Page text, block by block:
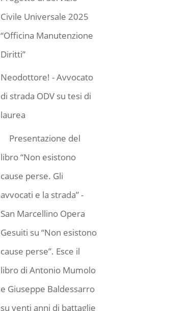
Civile Universale 2025
“Officina Manutenzione
Diritti”
Neodottore! - Avvocato
di strada ODV sutesi di
laurea
Presentazione del
libro “Non esistono
cause perse. Gli
avvocati e la strada” -
San Marcellino Opera
Gesuiti su“Non esistono
cause perse”. Esce il
libro di Antonio Mumolo
e Giuseppe Baldessarro
su venti anni di battaglie